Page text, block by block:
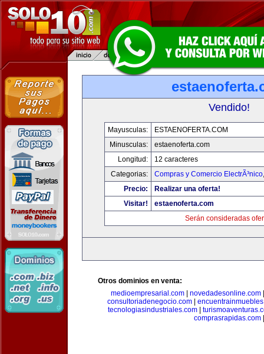
Vendido!
Mayusculas:
ESTAENOFERTA.COM
Minusculas:
estaenoferta.com
Longitud:
12 caracteres
Categorias:
Compras y Comercio ElectrÃ³nico
Precio:
Realizar una oferta!
Visitar!
estaenoferta.com
Serán consideradas
Otros dominios en venta:
medioempresarial.com| novedadesonline.com
consultoriadenegocio.com|
tecnologiasindustriales.com|
comprasrapidas.com